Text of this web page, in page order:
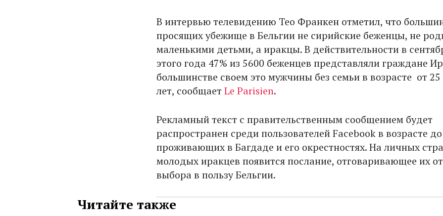
В интервью телевидению Тео Франкен отметил, что
просящих убежище в Бельгии не сирийские беженцы, не
маленькими детьми, а иракцы. В действительности в
этого года 47% из 5600 беженцев представляли граждане
большинстве своем это мужчины без семьи в возрасте от 25
лет, сообщает Le Parisien.
Рекламный текст с правительственным сообщением будет
распространен среди пользователей Facebook в возрасте
проживающих в Багдаде и его окрестностях. На личных
молодых иракцев появится послание, отговаривающее их от
выбора в пользу Бельгии.
Читайте также